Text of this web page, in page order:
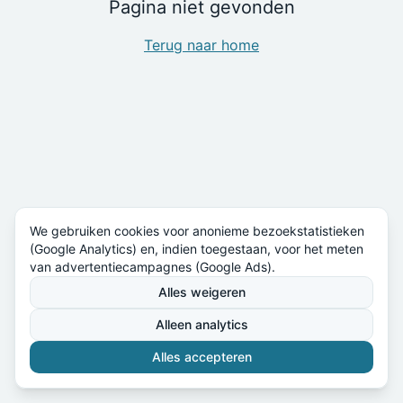
Pagina niet gevonden
Terug naar home
We gebruiken cookies voor anonieme bezoekstatistieken
(Google Analytics) en, indien toegestaan, voor het meten
van advertentiecampagnes (Google Ads).
Alles weigeren
Alleen analytics
Alles accepteren